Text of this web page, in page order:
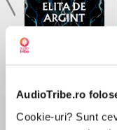
AudioTribe.ro
Cookie-uri? Sunt
de...
Dani Francis